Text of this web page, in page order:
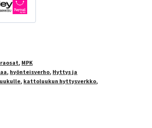
, MPK
, hyönteisverho, Hyttys ja
, kattoluukun hyttysverkko,